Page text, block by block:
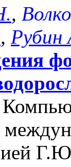
,
, Рубин